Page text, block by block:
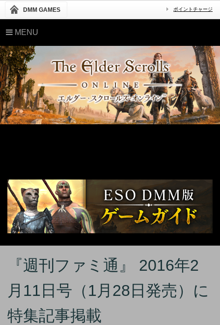
DMM GAMES ポイントチャージ
MENU
『週刊ファミ通』 2016年2
月11日号（1月28日発売）に
特集記事掲載